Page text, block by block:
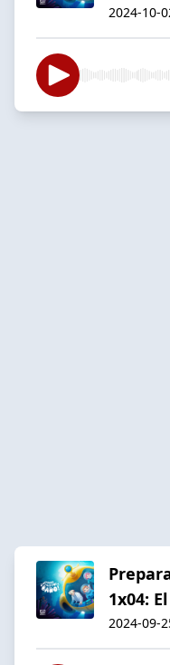
2024-10-
1x04:
2024-09-